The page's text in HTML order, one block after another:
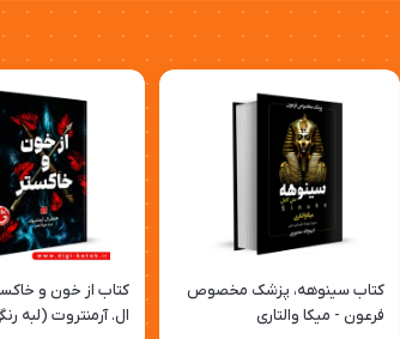
کتاب سینوهه، پزشک مخصوص
فرعون - میکا والتاری
کتاب از خون و
ال. آرمنتروت (لبه